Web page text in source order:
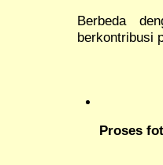
Berbeda
berkontribusi
Proses